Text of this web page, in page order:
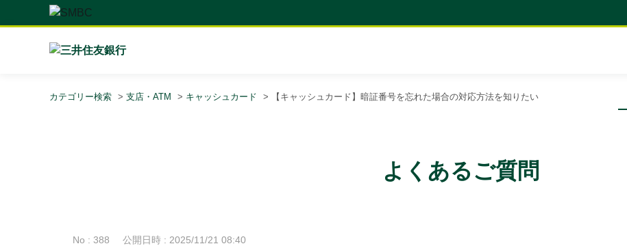
カテゴリー検索 > 支店・ATM > キャッシュカード > 【キャッシュカード】暗証番号を忘れた場合の対応方法を知りたい
よくあるご質問
No : 388 公開日時 : 2025/11/21 08:40